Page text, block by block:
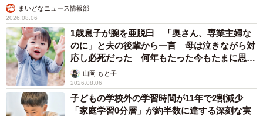
まいどなニュース情報部
2026.08.06
1歳息子が腕を亜脱臼 「奥さん、専業主婦な
のに」と夫の後輩から一言 母は泣きながら対
応し必死だった 何年もたった今もたまに思い
出し…山岡 もと子
2026.08.06
子どもの学校外の学習時間が11年で2割減少
「家庭学習0分層」が約半数に達する深刻な実